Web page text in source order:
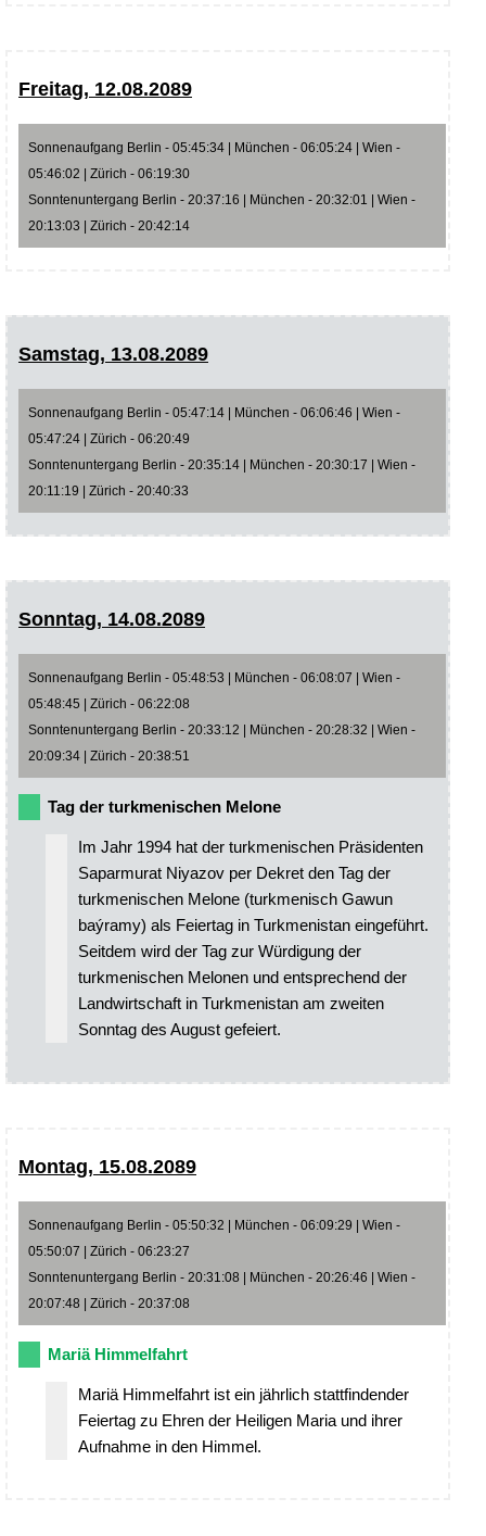
Freitag, 12.08.2089
Sonnenaufgang Berlin - 05:45:34 | München - 06:05:24 | Wien -
05:46:02 | Zürich - 06:19:30
Sonntenuntergang Berlin - 20:37:16 | München - 20:32:01 | Wien -
20:13:03 | Zürich - 20:42:14
Samstag, 13.08.2089
Sonnenaufgang Berlin - 05:47:14 | München - 06:06:46 | Wien -
05:47:24 | Zürich - 06:20:49
Sonntenuntergang Berlin - 20:35:14 | München - 20:30:17 | Wien -
20:11:19 | Zürich - 20:40:33
Sonntag, 14.08.2089
Sonnenaufgang Berlin - 05:48:53 | München - 06:08:07 | Wien -
05:48:45 | Zürich - 06:22:08
Sonntenuntergang Berlin - 20:33:12 | München - 20:28:32 | Wien -
20:09:34 | Zürich - 20:38:51
Tag der turkmenischen Melone
Im Jahr 1994 hat der turkmenischen Präsidenten
Saparmurat Niyazov per Dekret den Tag der
turkmenischen Melone (turkmenisch Gawun
baýramy) als Feiertag in Turkmenistan eingeführt.
Seitdem wird der Tag zur Würdigung der
turkmenischen Melonen und entsprechend der
Landwirtschaft in Turkmenistan am zweiten
Sonntag des August gefeiert.
Montag, 15.08.2089
Sonnenaufgang Berlin - 05:50:32 | München - 06:09:29 | Wien -
05:50:07 | Zürich - 06:23:27
Sonntenuntergang Berlin - 20:31:08 | München - 20:26:46 | Wien -
20:07:48 | Zürich - 20:37:08
Mariä Himmelfahrt
Mariä Himmelfahrt ist ein jährlich stattfindender
Feiertag zu Ehren der Heiligen Maria und ihrer
Aufnahme in den Himmel.